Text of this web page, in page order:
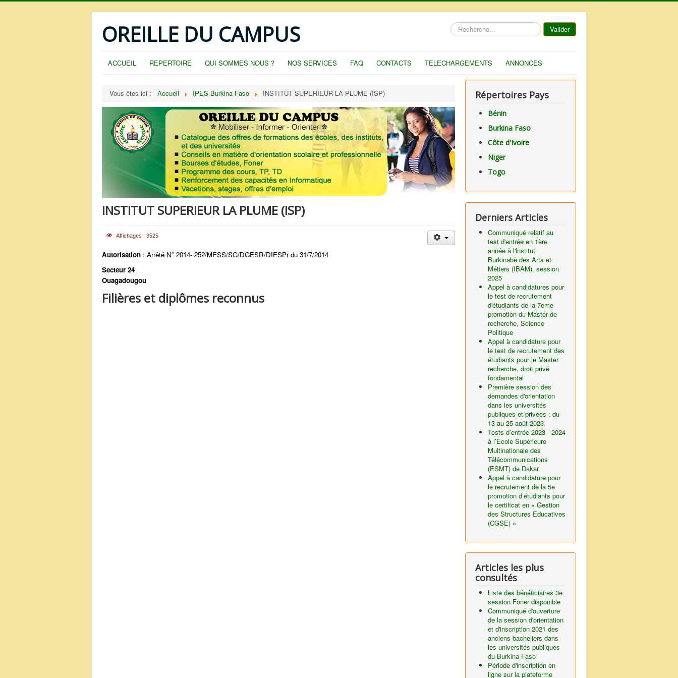
OREILLE DU CAMPUS Rechercher Valider
ACCUEIL REPERTOIRE QUI SOMMES NOUS ? NOS SERVICES FAQ CONTACTS TELECHARGEMENTS ANNONCES
Vous êtes ici : Accueil IPES Burkina Faso INSTITUT SUPERIEUR LA PLUME (ISP)
INSTITUT SUPERIEUR LA PLUME (ISP)
Affichages : 3525
Autorisation : Arrêté N° 2014- 252/MESS/SG/DGESR/DIESPr du 31/7/2014
Secteur 24
Ouagadougou
Filières et diplômes reconnus
Répertoires Pays
Bénin
Burkina Faso
Côte d'Ivoire
Niger
Togo
Derniers Articles
Communiqué relatif au
test d'entrée en 1ère
année à l'lnstitut
Burkinabè des Arts et
Métiers (IBAM), session
2025
Appel à candidatures pour
le test de recrutement
d'étudiants de la 7eme
promotion du Master de
recherche, Science
Politique
Appel à candidature pour
le test de recrutement des
étudiants pour le Master
recherche, droit privé
fondamental
Première session des
demandes d'orientation
dans les universités
publiques et privées : du
13 au 25 août 2023
Tests d’entrée 2023 - 2024
à l’Ecole Supérieure
Multinationale des
Télécommunications
(ESMT) de Dakar
Appel à candidature pour
le recrutement de la 5e
promotion d’étudiants pour
le certificat en « Gestion
des Structures Educatives
(CGSE) »
Articles les plus
consultés
Liste des bénéficiaires 3e
session Foner disponible
Communiqué d'ouverture
de la session d'orientation
et d'inscription 2021 des
anciens bacheliers dans
les universités publiques
du Burkina Faso
Période d'inscription en
ligne sur la plateforme